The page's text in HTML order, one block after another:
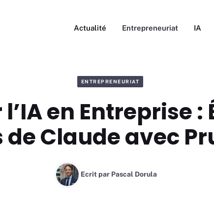
Actualité Entrepreneuriat IA
ENTREPRENEURIAT
en Entreprise :
de Claude avec
Ecrit par Pascal Dorula